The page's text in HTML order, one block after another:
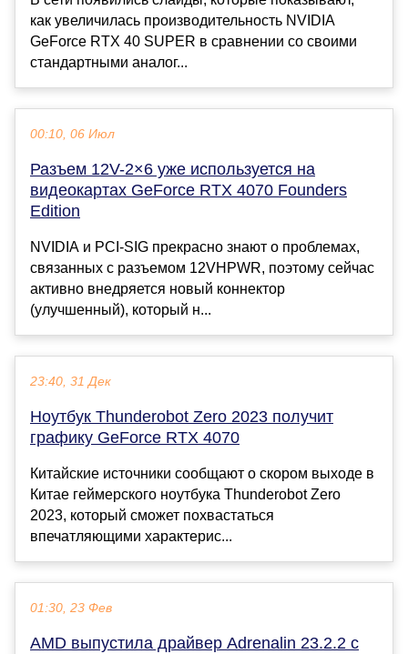
как увеличилась производительность NVIDIA
GeForce RTX 40 SUPER в сравнении со своими
стандартными аналог...
00:10, 06 Июл
Разъем 12V-2×6 уже используется на
видеокартах GeForce RTX 4070 Founders
Edition
NVIDIA и PCI-SIG прекрасно знают о проблемах,
связанных с разъемом 12VHPWR, поэтому сейчас
активно внедряется новый коннектор
(улучшенный), который н...
23:40, 31 Дек
Ноутбук Thunderobot Zero 2023 получит
графику GeForce RTX 4070
Китайские источники сообщают о скором выходе в
Китае геймерского ноутбука Thunderobot Zero
2023, который сможет похвастаться
впечатляющими характерис...
01:30, 23 Фев
AMD выпустила драйвер Adrenalin 23.2.2 с